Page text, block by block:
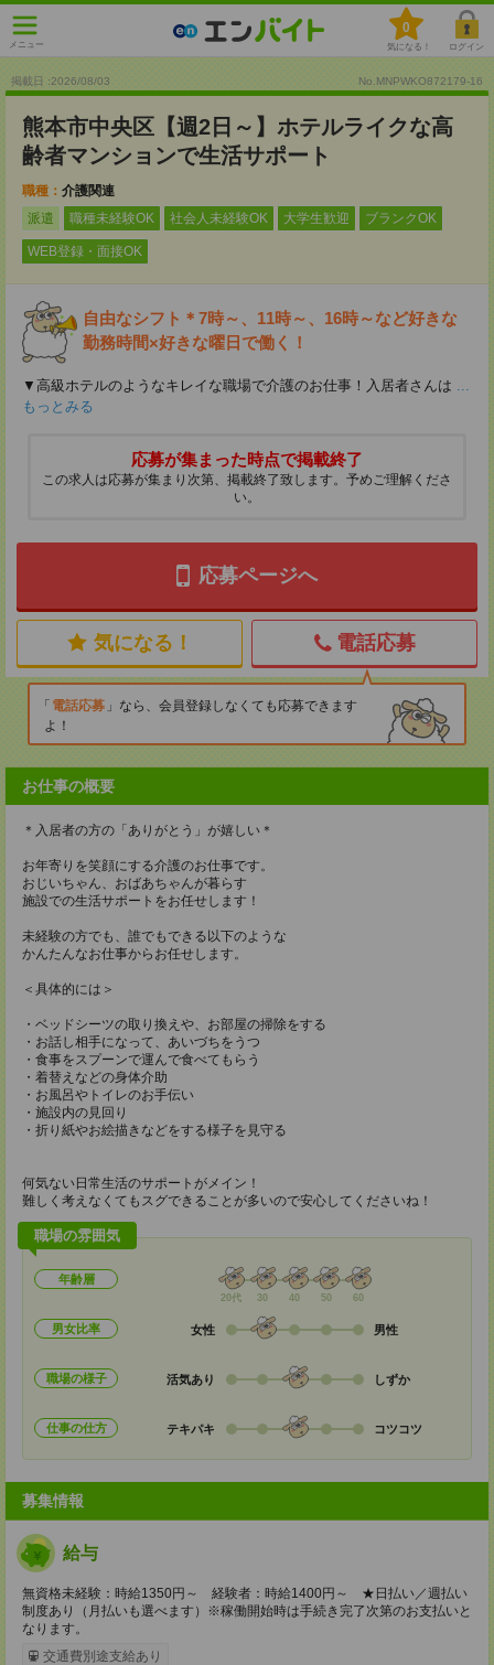
メニュー
0
気になる！ ログイン
掲載日 :2026/08/03 No.MNPWKO872179-16
熊本市中央区【週2日～】ホテルライクな高
齢者マンションで生活サポート
職種： 介護関連
派遣
職種未経験OK 社会人未経験OK 大学生歓迎 ブランクOK
WEB登録・面接OK
自由なシフト＊7時～、11時～、16時～など好きな
勤務時間×好きな曜日で働く！
▼高級ホテルのようなキレイな職場で介護のお仕事！入居者さんは ...
もっとみる
応募が集まった時点で掲載終了
この求人は応募が集まり次第、掲載終了致します。予めご理解くださ
い。
応募ページへ
気になる！ 電話応募
電話応募
なら、会員登録しなくても応募できます
よ！
お仕事の概要
＊入居者の方の「ありがとう」が嬉しい＊
お年寄りを笑顔にする介護のお仕事です。
おじいちゃん、おばあちゃんが暮らす
施設での生活サポートをお任せします！
未経験の方でも、誰でもできる以下のような
かんたんなお仕事からお任せします。
＜具体的には＞
・ベッドシーツの取り換えや、お部屋の掃除をする
・お話し相手になって、あいづちをうつ
・食事をスプーンで運んで食べてもらう
・着替えなどの身体介助
・お風呂やトイレのお手伝い
・施設内の見回り
・折り紙やお絵描きなどをする様子を見守る
何気ない日常生活のサポートがメイン！
難しく考えなくてもスグできることが多いので安心してくださいね！
職場の雰囲気
年齢層
20代 30 40 50 60
男女比率 女性 男性
職場の様子 活気あり しずか
仕事の仕方 テキパキ コツコツ
募集情報
給与
無資格未経験：時給1350円～ 経験者：時給1400円～ ★日払い／週払い
制度あり（月払いも選べます）※稼働開始時は手続き完了次第のお支払いと
なります。
交通費別途支給あり